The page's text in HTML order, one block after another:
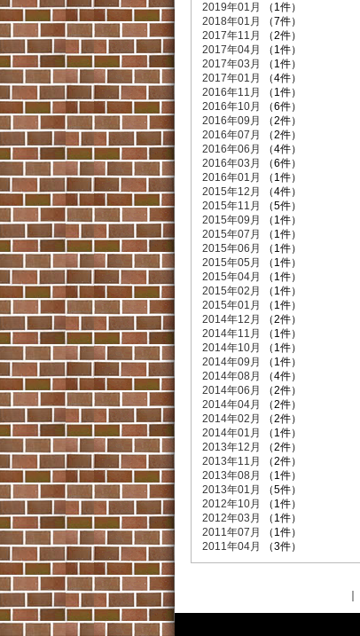
2019年01月
（1件）
2018年01月
（7件）
2017年11月
（2件）
2017年04月
（1件）
2017年03月
（1件）
2017年01月
（4件）
2016年11月
（1件）
2016年10月
（6件）
2016年09月
（2件）
2016年07月
（2件）
2016年06月
（4件）
2016年03月
（6件）
2016年01月
（1件）
2015年12月
（4件）
2015年11月
（5件）
2015年09月
（1件）
2015年07月
（1件）
2015年06月
（1件）
2015年05月
（1件）
2015年04月
（1件）
2015年02月
（1件）
2015年01月
（1件）
2014年12月
（2件）
2014年11月
（1件）
2014年10月
（1件）
2014年09月
（1件）
2014年08月
（4件）
2014年06月
（2件）
2014年04月
（2件）
2014年02月
（2件）
2014年01月
（1件）
2013年12月
（2件）
2013年11月
（2件）
2013年08月
（1件）
2013年01月
（5件）
2012年10月
（1件）
2012年03月
（1件）
2011年07月
（1件）
2011年04月
（3件）